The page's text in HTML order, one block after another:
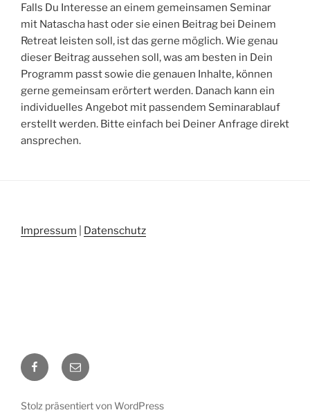
Falls Du Interesse an einem gemeinsamen Seminar
mit Natascha hast oder sie einen Beitrag bei Deinem
Retreat leisten soll, ist das gerne möglich. Wie genau
dieser Beitrag aussehen soll, was am besten in Dein
Programm passt sowie die genauen Inhalte, können
gerne gemeinsam erörtert werden. Danach kann ein
individuelles Angebot mit passendem Seminarablauf
erstellt werden. Bitte einfach bei Deiner Anfrage direkt
ansprechen.
Impressum Datenschutz
Facebook
E-
Mail
Stolz präsentiert von WordPress